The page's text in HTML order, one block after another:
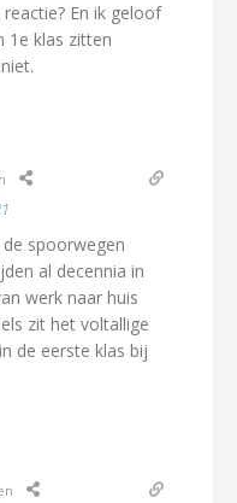
En ik geloof
1e klas zitten
spoorwegen
al decennia in
werk naar huis
zit het voltallige
de eerste klas bij